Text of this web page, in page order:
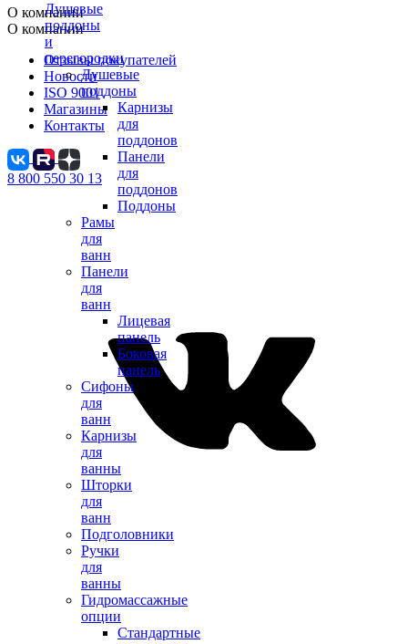
Душевые
поддоны
и
перегородки
Душевые
поддоны
Карнизы
для
поддонов
Панели
для
поддонов
Поддоны
Рамы
для
ванн
Панели
для
ванн
Лицевая
панель
Боковая
панель
Сифоны
для
ванн
Карнизы
для
ванны
Шторки
для
ванн
Подголовники
Ручки
для
ванны
Гидромассажные
опции
Стандартные
О компании
О компании
Отзывы покупателей
Новости
ISO 9001
Магазины
Контакты
8 800 550 30 13